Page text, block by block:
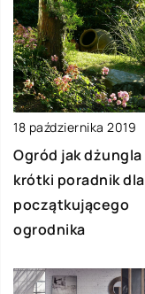
18 października 2019
Ogród jak dżungla
krótki poradnik dla
początkującego
ogrodnika